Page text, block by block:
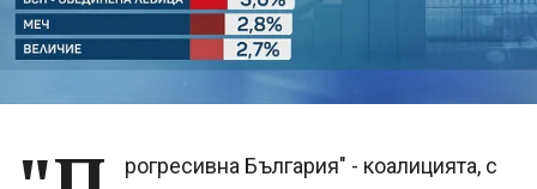
рогресивна България" - коалицията, с